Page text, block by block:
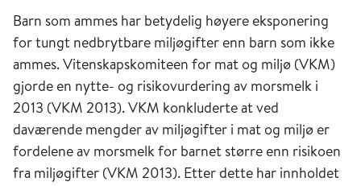
Barn som ammes har betydelig høyere eksponering
for tungt nedbrytbare miljøgifter enn barn som ikke
ammes. Vitenskapskomiteen for mat og miljø (VKM)
gjorde en nytte- og risikovurdering av morsmelk i
2013 (VKM 2013). VKM konkluderte at ved
daværende mengder av miljøgifter i mat og miljø er
fordelene av morsmelk for barnet større enn risikoen
fra miljøgifter (VKM 2013). Etter dette har innholdet